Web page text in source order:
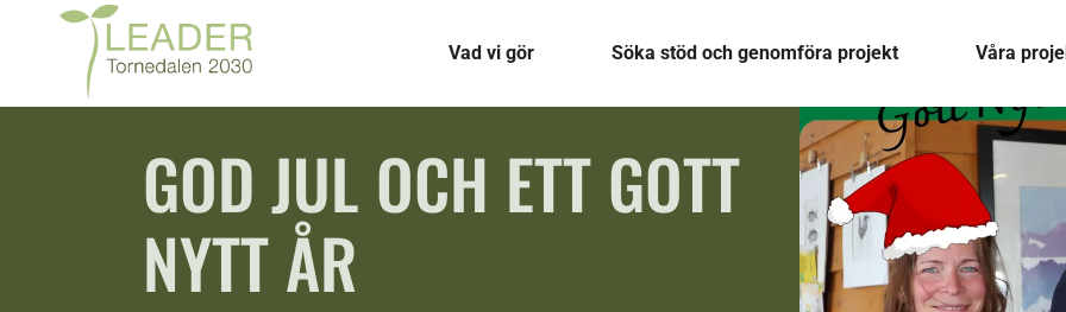
Vad vi gör Söka stöd och genomföra projekt Våra
GOD JUL OCH ETT GOTT
NYTT ÅR